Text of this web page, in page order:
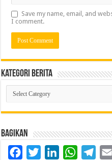
Save my name, email, and
I comment.
Kategori Berita
Kategori
Berita
Bagikan
FacebookTwitterLinkedInWhatsApp